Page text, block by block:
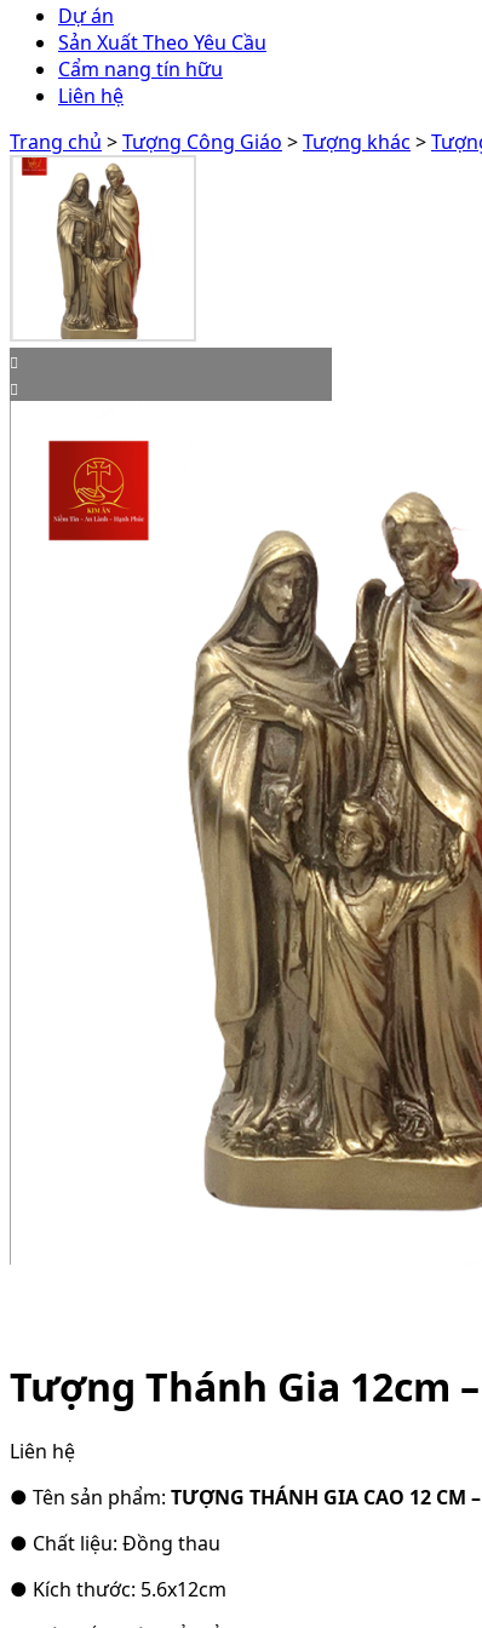
Dự án
Sản Xuất Theo Yêu Cầu
Cẩm nang tín hữu
Liên hệ
Trang chủ >Tượng Công Giáo >Tượng khác >
Tượng Thánh Gia 12cm
Liên hệ
● Tên sản phẩm: TƯỢNG THÁNH GIA CAO 12 CM
● Chất liệu: Đồng thau
● Kích thước: 5.6x12cm